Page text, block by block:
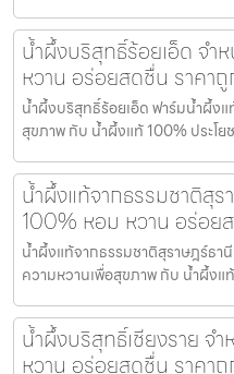
น้ำผึ้งบริสุทธิ์ร้อยเอ็ด จำ
หวาน อร่อยสดชื่น ราคา
น้ำผึ้งบริสุทธิ์ร้อยเอ็ด ฟาร์มน้ำผึ้ง
สุขภาพ กับ น้ำผึ้งแท้ 100% ประโ
น้ำผึ้งแท้จากธรรมชาติสุ
100% หอม หวาน อร่อย
น้ำผึ้งแท้จากธรรมชาติสุราษฎร์ธา
ความหวานเพื่อสุขภาพ กับ น้ำผึ้งแ
น้ำผึ้งบริสุทธิ์เชียงราย จ
หวาน อร่อยสดชื่น ราคา